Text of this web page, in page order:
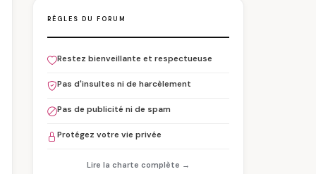
RÈGLES DU FORUM
Restez bienveillante et respectueuse
Pas d'insultes ni de harcèlement
Pas de publicité ni de spam
Protégez votre vie privée
Lire la charte complète →